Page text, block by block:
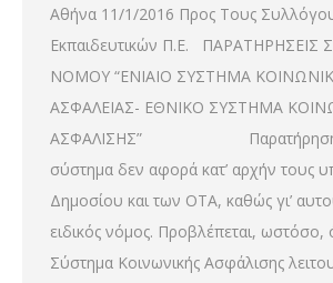
Αθήνα 11/1/2016 Προς Τους
Εκπαιδευτικών Π.Ε. ΠΑΡΑΤΗΡΗΣΕΙΣ
ΝΟΜΟΥ “ΕΝΙΑΙΟ ΣΥΣΤΗΜΑ
ΑΣΦΑΛΕΙΑΣ- ΕΘΝΙΚΟ ΣΥΣΤΗΜΑ
ΑΣΦΑΛΙΣΗΣ” Παρατήρηση
σύστημα δεν αφορά κατ’ αρχήν τους
Δημοσίου και των ΟΤΑ, καθώς γι’
ειδικός νόμος. Προβλέπεται, ωστόσο,
Σύστημα Κοινωνικής Ασφάλισης